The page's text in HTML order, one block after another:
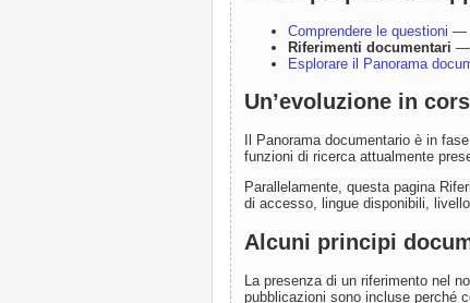
Comprendere le questioni —
Riferimenti documentari —
Esplorare il Panorama
Un’evoluzione in
Il Panorama documentario è in
funzioni di ricerca attualmente
Parallelamente, questa pagina
di accesso, lingue disponibili,
Alcuni principi
La presenza di un riferimento nel
pubblicazioni sono incluse perché